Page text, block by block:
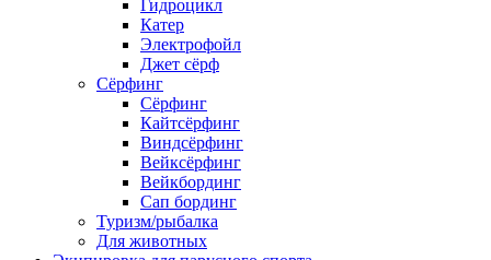
Гидроцикл
Катер
Электрофойл
Джет сёрф
Сёрфинг
Сёрфинг
Кайтсёрфинг
Виндсёрфинг
Вейксёрфинг
Вейкбординг
Сап бординг
Туризм/рыбалка
Для животных